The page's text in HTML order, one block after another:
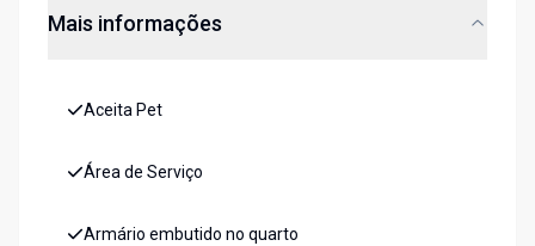
Mais informações
Aceita Pet
Área de Serviço
Armário embutido no quarto